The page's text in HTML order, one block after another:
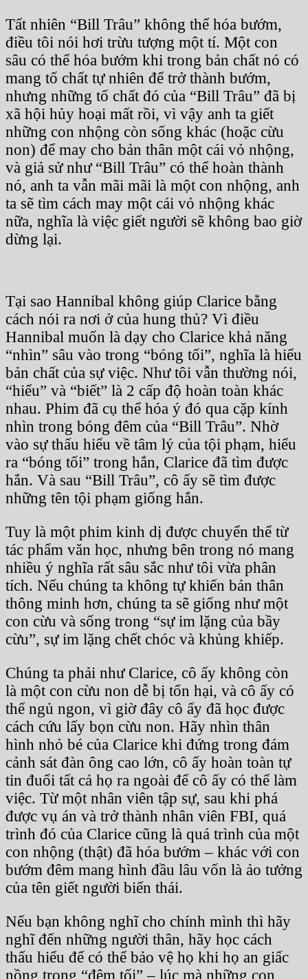
Tất nhiên “Bill Trâu” không thể hóa bướm,
điều tôi nói hơi trừu tượng một tí. Một con
sâu có thể hóa bướm khi trong bản chất nó có
mang tố chất tự nhiên để trở thành bướm,
nhưng những tố chất đó của “Bill Trâu” đã bị
xã hội hủy hoại mất rồi, vì vậy anh ta giết
những con nhộng còn sống khác (hoặc cừu
non) để may cho bản thân một cái vỏ nhộng,
và giả sử như “Bill Trâu” có thể hoàn thành
nó, anh ta vẫn mãi mãi là một con nhộng, anh
ta sẽ tìm cách may một cái vỏ nhộng khác
nữa, nghĩa là việc giết người sẽ không bao giờ
dừng lại.
Tại sao Hannibal không giúp Clarice bằng
cách nói ra nơi ở của hung thủ? Vì điều
Hannibal muốn là dạy cho Clarice khả năng
“nhìn” sâu vào trong “bóng tối”, nghĩa là hiểu
bản chất của sự việc. Như tôi vẫn thường nói,
“hiểu” và “biết” là 2 cấp độ hoàn toàn khác
nhau. Phim đã cụ thể hóa ý đó qua cặp kính
nhìn trong bóng đêm của “Bill Trâu”. Nhờ
vào sự thấu hiểu về tâm lý của tội phạm, hiểu
ra “bóng tối” trong hắn, Clarice đã tìm được
hắn. Và sau “Bill Trâu”, cô ấy sẽ tìm được
những tên tội phạm giống hắn.
Tuy là một phim kinh dị được chuyển thể từ
tác phẩm văn học, nhưng bên trong nó mang
nhiều ý nghĩa rất sâu sắc như tôi vừa phân
tích. Nếu chúng ta không tự khiến bản thân
thông minh hơn, chúng ta sẽ giống như một
con cừu và sống trong “sự im lặng của bầy
cừu”, sự im lặng chết chóc và khủng khiếp.
Chúng ta phải như Clarice, cô ấy không còn
là một con cừu non dễ bị tổn hại, và cô ấy có
thể ngủ ngon, vì giờ đây cô ấy đã học được
cách cứu lấy bọn cừu non. Hãy nhìn thân
hình nhỏ bé của Clarice khi đứng trong đám
cảnh sát đàn ông cao lớn, cô ấy hoàn toàn tự
tin đuổi tất cả họ ra ngoài để cô ấy có thể làm
việc. Từ một nhân viên tập sự, sau khi phá
được vụ án và trở thành nhân viên FBI, quá
trình đó của Clarice cũng là quá trình của một
con nhộng (thật) đã hóa bướm – khác với con
bướm đêm mang hình đầu lâu vốn là ảo tưởng
của tên giết người biến thái.
Nếu bạn không nghĩ cho chính mình thì hãy
nghĩ đến những người thân, hãy học cách
thấu hiểu để có thể bảo vệ họ khi họ an giấc
nồng trong “đêm tối” – lúc mà những con